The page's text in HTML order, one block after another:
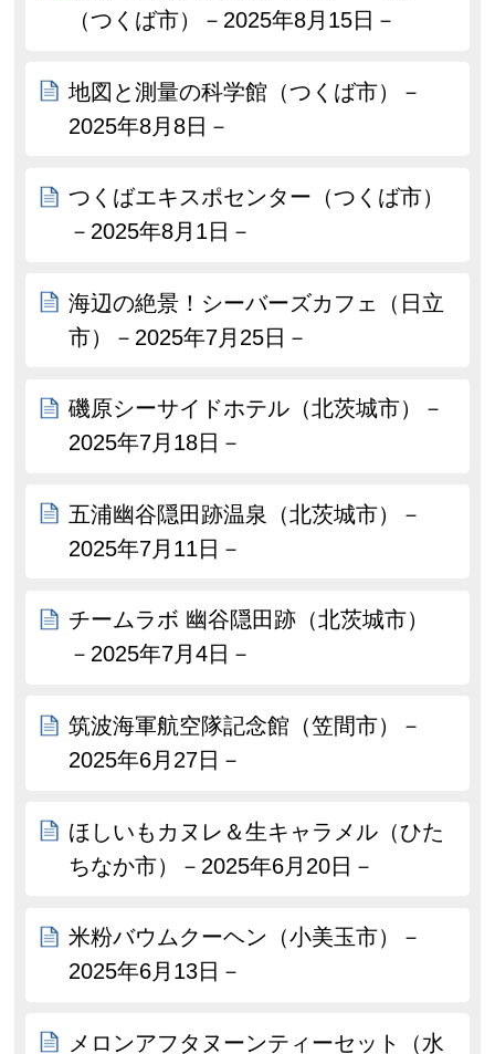
（つくば市）－2025年8月15日－
地図と測量の科学館（つくば市）－
2025年8月8日－
つくばエキスポセンター（つくば市）
－2025年8月1日－
海辺の絶景！シーバーズカフェ（日立
市）－2025年7月25日－
磯原シーサイドホテル（北茨城市）－
2025年7月18日－
五浦幽谷隠田跡温泉（北茨城市）－
2025年7月11日－
チームラボ 幽谷隠田跡（北茨城市）
－2025年7月4日－
筑波海軍航空隊記念館（笠間市）－
2025年6月27日－
ほしいもカヌレ＆生キャラメル（ひた
ちなか市）－2025年6月20日－
米粉バウムクーヘン（小美玉市）－
2025年6月13日－
メロンアフタヌーンティーセット（水